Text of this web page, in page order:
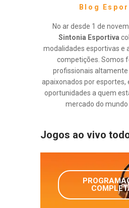
Blog
No ar desde 1 de
Sintonia Esportiva
modalidades esportivas e
competições. Somos
profissionais
apaixonados por esportes,
oportunidades a quem
mercado do mundo
Jogos ao vivo